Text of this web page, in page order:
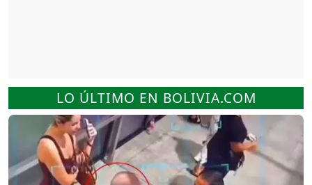
LO ÚLTIMO EN BOLIVIA.COM